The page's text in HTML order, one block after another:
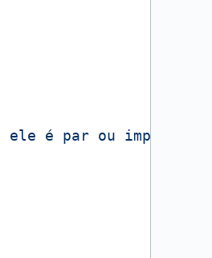
ele é par ou impar"